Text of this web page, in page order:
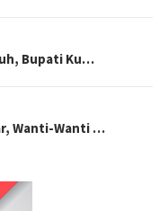
Bupati Ku…
Wanti-Wanti …